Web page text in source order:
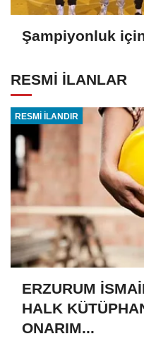
Şampiyonluk
RESMİ İLANLAR
RESMİ İLANDIR
ERZURUM
HALK
ONARIM...